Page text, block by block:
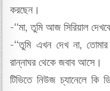
করছেন।
-“মা, তুমি আজ সিরিয়াল
-“তুমি এখন দেখ না,
রান্নাঘর থেকে জবাব আসে।
টিভিতে নিউজ চ্যানেলে